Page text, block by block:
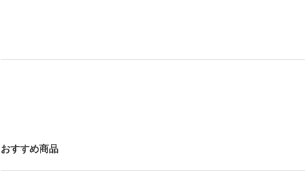
おすすめ商品